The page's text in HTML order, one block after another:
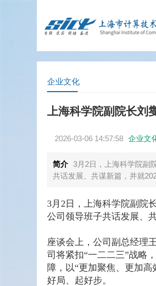
企业文化
上海科学院副院长刘
2026-03-06 14:57:58 企业文
简介 3月2日，上海科学院副
共话发展、共谋新篇，并就
3月2日，上海科学院副院
公司领导班子共话发展、
座谈会上，公司副总经理
司将紧扣“一二二三”战略
障，以“更加聚焦、更加
好局、起好步。